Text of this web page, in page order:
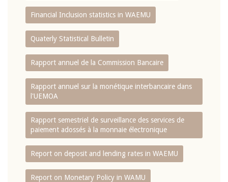
Financial Inclusion statistics in WAEMU
Quaterly Statistical Bulletin
Rapport annuel de la Commission Bancaire
Rapport annuel sur la monétique interbancaire dans
l'UEMOA
Rapport semestriel de surveillance des services de
paiement adossés à la monnaie électronique
Report on deposit and lending rates in WAEMU
Report on Monetary Policy in WAMU